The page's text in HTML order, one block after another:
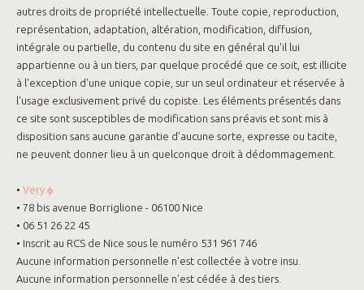
autres droits de propriété intellectuelle. Toute copie, reproduction,
représentation, adaptation, altération, modification, diffusion,
intégrale ou partielle, du contenu du site en général qu'il lui
appartienne ou à un tiers, par quelque procédé que ce soit, est illicite
à l'exception d'une unique copie, sur un seul ordinateur et réservée à
l'usage exclusivement privé du copiste. Les éléments présentés dans
ce site sont susceptibles de modification sans préavis et sont mis à
disposition sans aucune garantie d'aucune sorte, expresse ou tacite,
ne peuvent donner lieu à un quelconque droit à dédommagement.
• Very ϕ
• 78 bis avenue Borriglione - 06100 Nice
• 06 51 26 22 45
• Inscrit au RCS de Nice sous le numéro 531 961 746
Aucune information personnelle n'est collectée à votre insu.
Aucune information personnelle n'est cédée à des tiers.